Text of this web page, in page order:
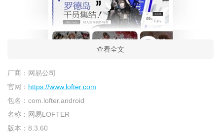
查看全文
厂商： 网易公司
官网： https://www.lofter.com
包名： com.lofter.android
名称： 网易LOFTER
版本： 8.3.60